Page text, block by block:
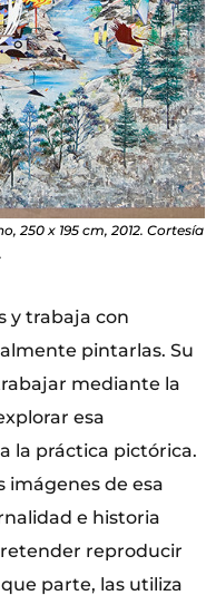
250 x 195 cm, 2012. Cortesía
y trabaja con
pintarlas. Su
mediante la
esa
la práctica pictórica.
imágenes de esa
e historia
reproducir
parte, las utiliza